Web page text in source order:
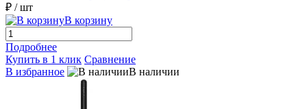
₽ / шт
В корзину
Подробнее
Купить в 1 клик Сравнение
В избранное
В наличии